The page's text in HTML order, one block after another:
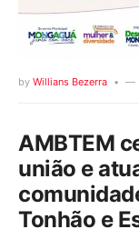
by Willians Bezerra
AMBTEM
união e
Tonhão e